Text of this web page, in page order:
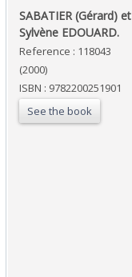
‎SABATIER (Gérard) et
Sylvène EDOUARD.‎
Reference : 118043
(2000)
ISBN : 9782200251901
See the book